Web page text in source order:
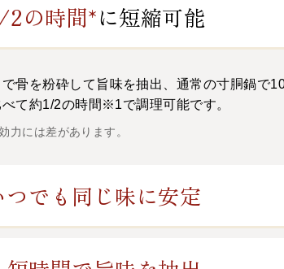
2の時間*に短縮可能
骨を粉砕して旨味を抽出、通常の寸胴鍋で
て約1/2の時間※1で調理可能です。
には差があります。
つでも同じ味に安定